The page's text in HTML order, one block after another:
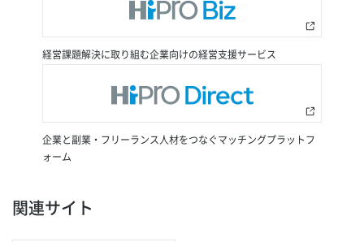
経営課題解決に取り組む企業向けの経営支援サービス
企業と副業・フリーランス人材をつなぐマッチングプラットフ
ォーム
関連サイト